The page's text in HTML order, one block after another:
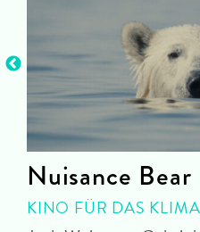
Nuisance Bear
KINO FÜR DAS KLIMA